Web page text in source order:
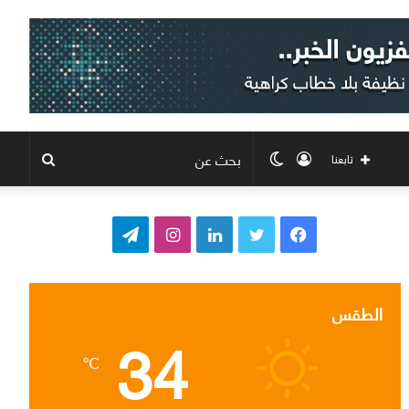
الوضع
المظلم
تسجيل
الدخول
تابعنا
ف
ب
و
ق
ت
ر
الطقس 34
℃